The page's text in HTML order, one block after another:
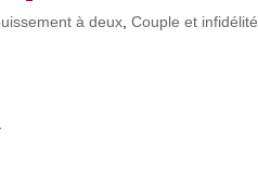
à deux ,Couple et infidélité